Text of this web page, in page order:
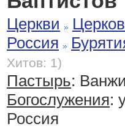
Церкви
Россия
Хитов: 1)
Пастырь:
Богослужения:
Россия